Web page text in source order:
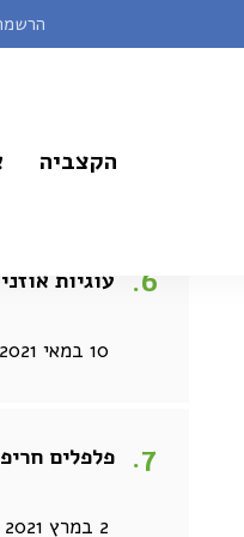
הקצביה
21 בדצמבר 2020
עוגיות
10 במאי 2021
פלפלים
2 במרץ 2021